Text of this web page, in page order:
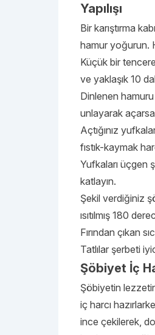
Yapılışı
Bir karıştırma
hamur yoğurun.
Küçük bir
ve yaklaşık 10
Dinlenen
unlayarak
Açtığınız
fıstık-kaymak
Yufkaları üçgen
katlayın.
Şekil verdiğiniz
ısıtılmış 180
Fırından çıkan
Tatlılar şerbeti
Şöbiyet İç
Şöbiyetin
iç harcı
ince çekilerek,